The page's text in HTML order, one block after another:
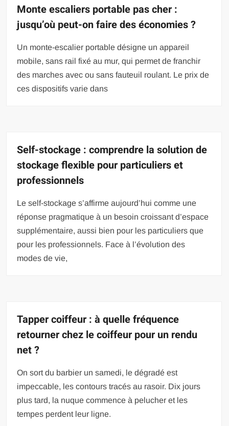
Monte escaliers portable pas cher :
jusqu’où peut-on faire des économies ?
Un monte-escalier portable désigne un appareil
mobile, sans rail fixé au mur, qui permet de franchir
des marches avec ou sans fauteuil roulant. Le prix de
ces dispositifs varie dans
Self-stockage : comprendre la solution de
stockage flexible pour particuliers et
professionnels
Le self-stockage s’affirme aujourd’hui comme une
réponse pragmatique à un besoin croissant d’espace
supplémentaire, aussi bien pour les particuliers que
pour les professionnels. Face à l’évolution des
modes de vie,
Tapper coiffeur : à quelle fréquence
retourner chez le coiffeur pour un rendu
net ?
On sort du barbier un samedi, le dégradé est
impeccable, les contours tracés au rasoir. Dix jours
plus tard, la nuque commence à pelucher et les
tempes perdent leur ligne.